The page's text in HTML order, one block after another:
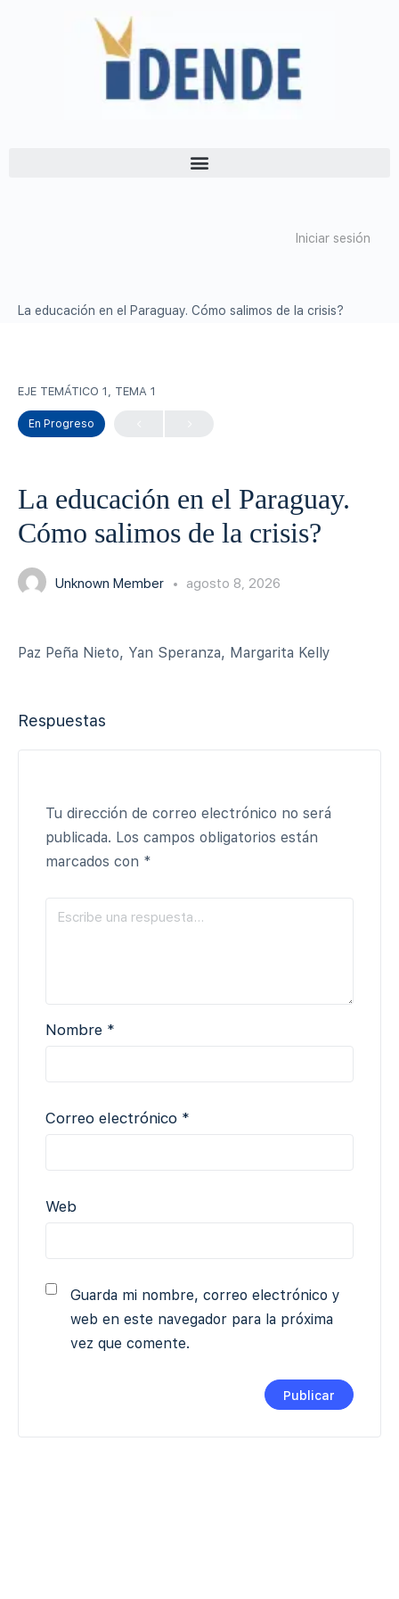
Iniciar sesión
La educación en el Paraguay. Cómo salimos de la crisis?
EJE TEMÁTICO 1, TEMA 1
En Progreso
La educación en el Paraguay.
Cómo salimos de la crisis?
Unknown Member agosto 8, 2026
Paz Peña Nieto, Yan Speranza, Margarita Kelly
Respuestas
Tu dirección de correo electrónico no será
publicada. Los campos obligatorios están
marcados con *
Nombre *
Correo electrónico *
Web
Guarda mi nombre, correo electrónico y
web en este navegador para la próxima
vez que comente.